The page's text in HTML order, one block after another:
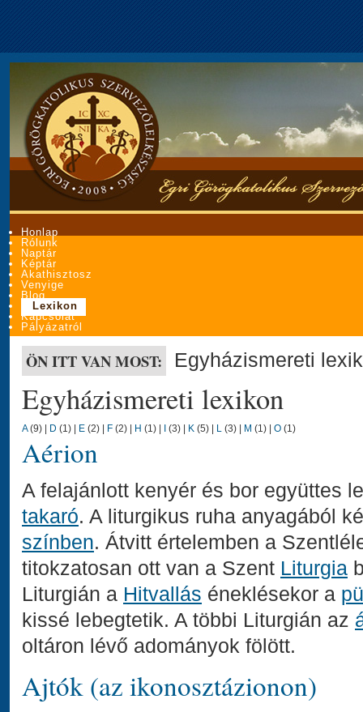
Honlap
Rólunk
Naptár
Képtár
Akathisztosz
Venyige
Blog
Lexikon
Kapcsolat
Pályázatról
ÖN ITT VAN MOST: Egyházismereti
Egyházismereti lexikon
A(9) D (1) E (2) F (2) H (1) (3) K (5) L (3) M (1) O (1)
Aérion
A felajánlott kenyér és bor együttes
takaró. A liturgikus ruha anyagából
színben. Átvitt értelemben a
titokzatosan ott van a Szent Liturgia
Liturgián a Hitvallás éneklésekor a
kissé lebegtetik. A többi Liturgián az
oltáron lévő adományok fölött.
Ajtók (az ikonosztázionon)